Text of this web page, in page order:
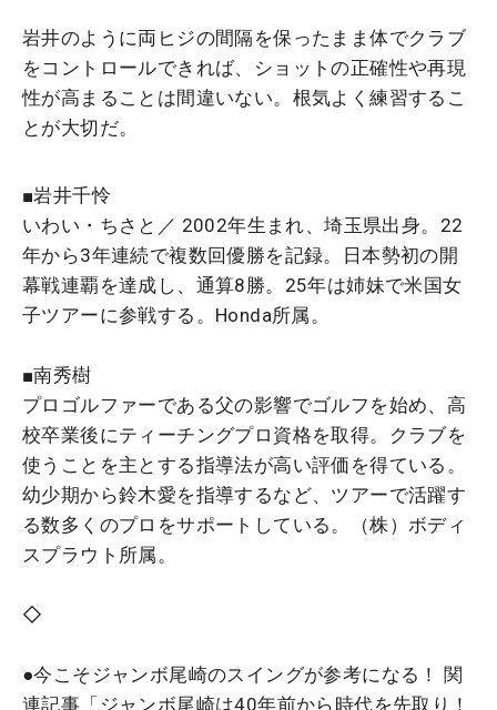
岩井のように両ヒジの間隔を保ったまま体でクラブ
をコントロールできれば、ショットの正確性や再現
性が高まることは間違いない。根気よく練習するこ
とが大切だ。
■岩井千怜
いわい・ちさと／ 2002年生まれ、埼玉県出身。22
年から3年連続で複数回優勝を記録。日本勢初の開
幕戦連覇を達成し、通算8勝。25年は姉妹で米国女
子ツアーに参戦する。Honda所属。
■南秀樹
プロゴルファーである父の影響でゴルフを始め、高
校卒業後にティーチングプロ資格を取得。クラブを
使うことを主とする指導法が高い評価を得ている。
幼少期から鈴木愛を指導するなど、ツアーで活躍す
る数多くのプロをサポートしている。（株）ボディ
スプラウト所属。
◇
●今こそジャンボ尾崎のスイングが参考になる！ 関
連記事「ジャンボ尾崎は40年前から時代を先取り！